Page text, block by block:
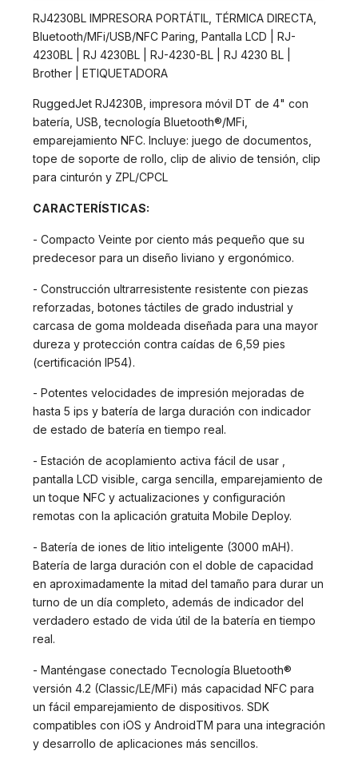
RJ4230BL IMPRESORA PORTÁTIL, TÉRMICA DIRECTA,
Bluetooth/MFi/USB/NFC Paring, Pantalla LCD | RJ-
4230BL | RJ 4230BL | RJ-4230-BL | RJ 4230 BL |
Brother | ETIQUETADORA
RuggedJet RJ4230B, impresora móvil DT de 4" con
batería, USB, tecnología Bluetooth®/MFi,
emparejamiento NFC. Incluye: juego de documentos,
tope de soporte de rollo, clip de alivio de tensión, clip
para cinturón y ZPL/CPCL
CARACTERÍSTICAS:
- Compacto Veinte por ciento más pequeño que su
predecesor para un diseño liviano y ergonómico.
- Construcción ultrarresistente resistente con piezas
reforzadas, botones táctiles de grado industrial y
carcasa de goma moldeada diseñada para una mayor
dureza y protección contra caídas de 6,59 pies
(certificación IP54).
- Potentes velocidades de impresión mejoradas de
hasta 5 ips y batería de larga duración con indicador
de estado de batería en tiempo real.
- Estación de acoplamiento activa fácil de usar ,
pantalla LCD visible, carga sencilla, emparejamiento de
un toque NFC y actualizaciones y configuración
remotas con la aplicación gratuita Mobile Deploy.
- Batería de iones de litio inteligente (3000 mAH).
Batería de larga duración con el doble de capacidad
en aproximadamente la mitad del tamaño para durar un
turno de un día completo, además de indicador del
verdadero estado de vida útil de la batería en tiempo
real.
- Manténgase conectado Tecnología Bluetooth®
versión 4.2 (Classic/LE/MFi) más capacidad NFC para
un fácil emparejamiento de dispositivos. SDK
compatibles con iOS y AndroidTM para una integración
y desarrollo de aplicaciones más sencillos.